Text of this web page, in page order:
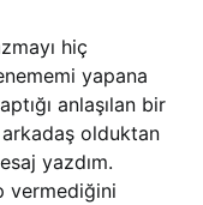
hiç
yapana
anlaşılan bir
olduktan
yazdım.
vermediğini